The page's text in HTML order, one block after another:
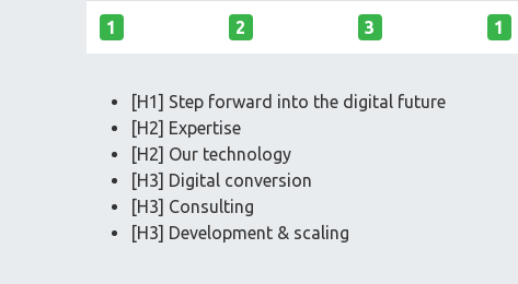
1 2 3 1
[H1] Step forward into the digital future
[H2] Expertise
[H2] Our technology
[H3] Digital conversion
[H3] Consulting
[H3] Development & scaling